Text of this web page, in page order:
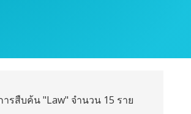
ารสืบค้น "Law" จำนวน 15 ราย